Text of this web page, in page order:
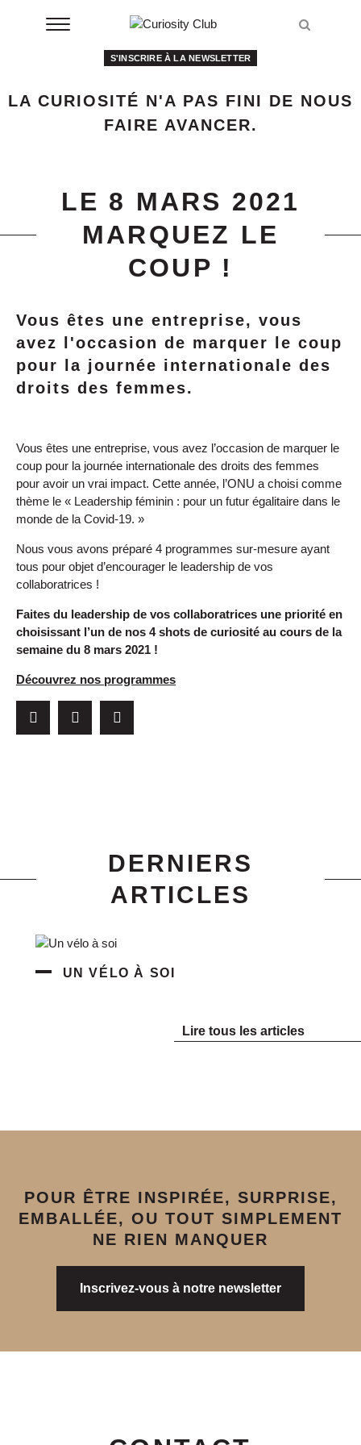
RESSOURCES
ESHOP
S'INSCRIRE À LA NEWSLETTER
LA CURIOSITÉ N'A PAS FINI DE NOUS
FAIRE AVANCER.
LE 8 MARS 2021
MARQUEZ LE
COUP !
Vous êtes une entreprise, vous
avez l'occasion de marquer le coup
pour la journée internationale des
droits des femmes.
Vous êtes une entreprise, vous avez l’occasion de marquer le
coup pour la journée internationale des droits des femmes
pour avoir un vrai impact. Cette année, l’ONU a choisi comme
thème le « Leadership féminin : pour un futur égalitaire dans le
monde de la Covid-19. »
Nous vous avons préparé 4 programmes sur-mesure ayant
tous pour objet d’encourager le leadership de vos
collaboratrices !
Faites du leadership de vos collaboratrices une priorité en
choisissant l’un de nos 4 shots de curiosité au cours de la
semaine du 8 mars 2021 !
Découvrez nos programmes
DERNIERS
ARTICLES
UN VÉLO À SOI
Lire tous les articles
POUR ÊTRE INSPIRÉE, SURPRISE,
EMBALLÉE, OU TOUT SIMPLEMENT
NE RIEN MANQUER
Inscrivez-vous à notre newsletter